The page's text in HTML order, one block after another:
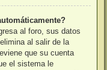
al foro, sus datos
al salir de la
que su cuenta
el sistema le